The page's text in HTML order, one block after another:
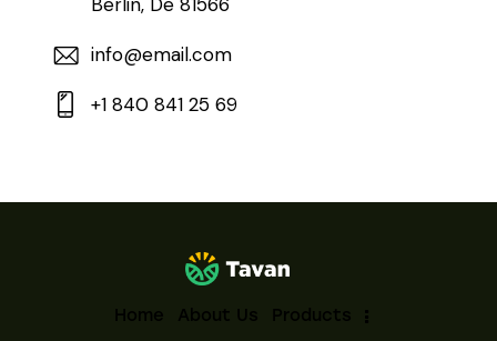
info@email.com
+1 840 841 25 69
Home About Us Products